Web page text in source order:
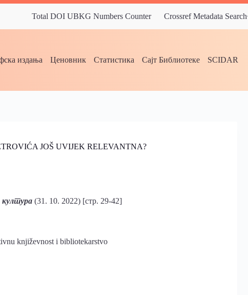
Total DOI UBKG Numbers Counter Crossref Metadata
издања Ценовник Статистика Сајт Библиотеке SCIDAR
JOŠ UVIJEK RELEVANTNA?
(31. 10. 2022) [стр. 29-42]
književnost i bibliotekarstvo